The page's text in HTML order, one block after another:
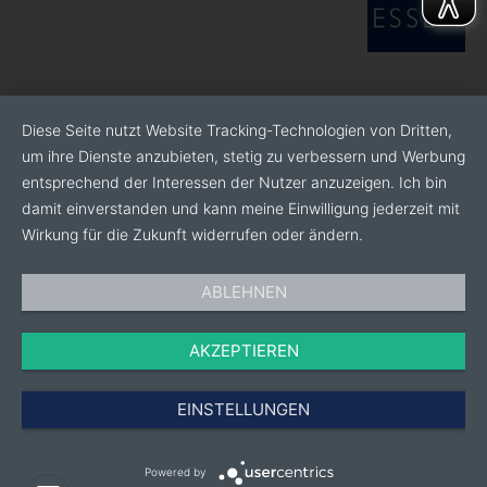
kontinuierlich weiterentwickelt. So stellen wir
wöchentlich bundesweit mit frischer Ware beliefert
Kommissionierung: Gereinigte Töpfe, Pinienrinde
gegen Wildkrautwuchs, Preis- und EAN-
Auszeichnung, der Pflanzenpass sowie individuell
gestaltete Bildetiketten sind für uns
selbstverständlich
Modernste Gewächshaustechnik: Wir garantieren
Planungssicherheit im Saisongeschäft und einen
Vegetationsvorsprung für unsere Pflanzen. Sie
wachsen unter natürlichen Lichtbedingungen,
weniger Pflanzenschutz
erstklassigen Kundenservice, der durch
Diese Seite nutzt Website Tracking-Technologien von Dritten,
um ihre Dienste anzubieten, stetig zu verbessern und Werbung
entsprechend der Interessen der Nutzer anzuzeigen. Ich bin
damit einverstanden und kann meine Einwilligung jederzeit mit
Wirkung für die Zukunft widerrufen oder ändern.
ABLEHNEN
AKZEPTIEREN
EINSTELLUNGEN
Powered by